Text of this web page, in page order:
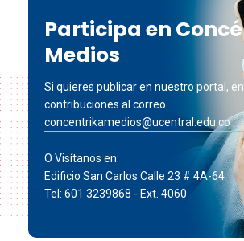
Participa en
Medios
Si quieres publicar en nuestro portal,
contribuciones al correo
concentrikamedios@ucentral.edu.co
O Visítanos en:
Edificio San Carlos Calle 23 # 4A-64
Tel: 601 3239868 - Ext. 4060